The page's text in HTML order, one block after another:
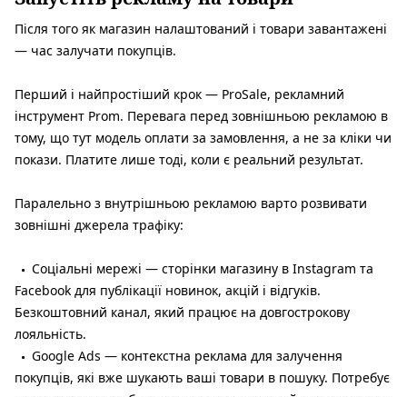
Після того як магазин налаштований і товари завантажені
— час залучати покупців.
Перший і найпростіший крок — ProSale, рекламний
інструмент Prom. Перевага перед зовнішньою рекламою в
тому, що тут модель оплати за замовлення, а не за кліки чи
покази. Платите лише тоді, коли є реальний результат.
Паралельно з внутрішньою рекламою варто розвивати
зовнішні джерела трафіку:
Соціальні мережі — сторінки магазину в Instagram та
Facebook для публікації новинок, акцій і відгуків.
Безкоштовний канал, який працює на довгострокову
лояльність.
Google Ads — контекстна реклама для залучення
покупців, які вже шукають ваші товари в пошуку. Потребує